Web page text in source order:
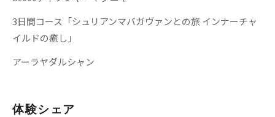
3日間コース「シュリアンマバガヴァンとの旅 インナーチャ
イルドの癒し」
アーラヤダルシャン
体験シェア